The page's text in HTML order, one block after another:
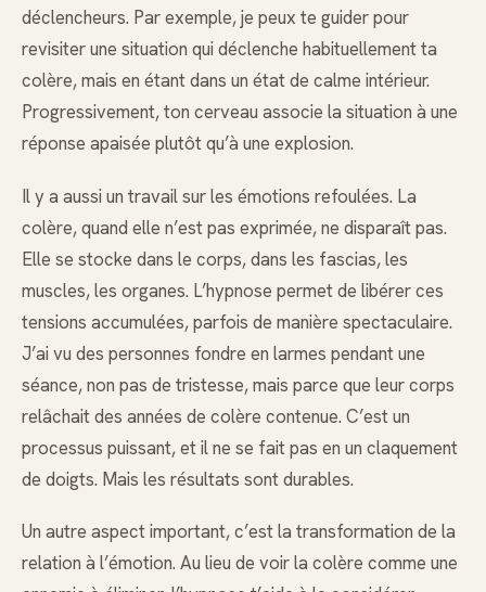
déclencheurs. Par exemple, je peux te guider pour
revisiter une situation qui déclenche habituellement ta
colère, mais en étant dans un état de calme intérieur.
Progressivement, ton cerveau associe la situation à une
réponse apaisée plutôt qu’à une explosion.
Il y a aussi un travail sur les émotions refoulées. La
colère, quand elle n’est pas exprimée, ne disparaît pas.
Elle se stocke dans le corps, dans les fascias, les
muscles, les organes. L’hypnose permet de libérer ces
tensions accumulées, parfois de manière spectaculaire.
J’ai vu des personnes fondre en larmes pendant une
séance, non pas de tristesse, mais parce que leur corps
relâchait des années de colère contenue. C’est un
processus puissant, et il ne se fait pas en un claquement
de doigts. Mais les résultats sont durables.
Un autre aspect important, c’est la transformation de la
relation à l’émotion. Au lieu de voir la colère comme une